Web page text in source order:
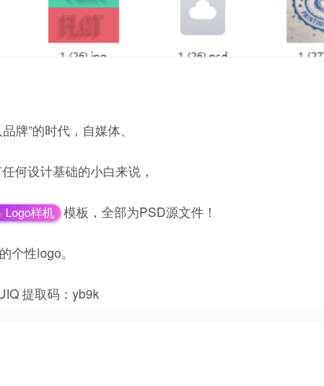
牌”的时代，自媒体、
何设计基础的小白来说，
Logo样机 模板，全部为PSD源文件！
个性logo。
提取码：yb9k